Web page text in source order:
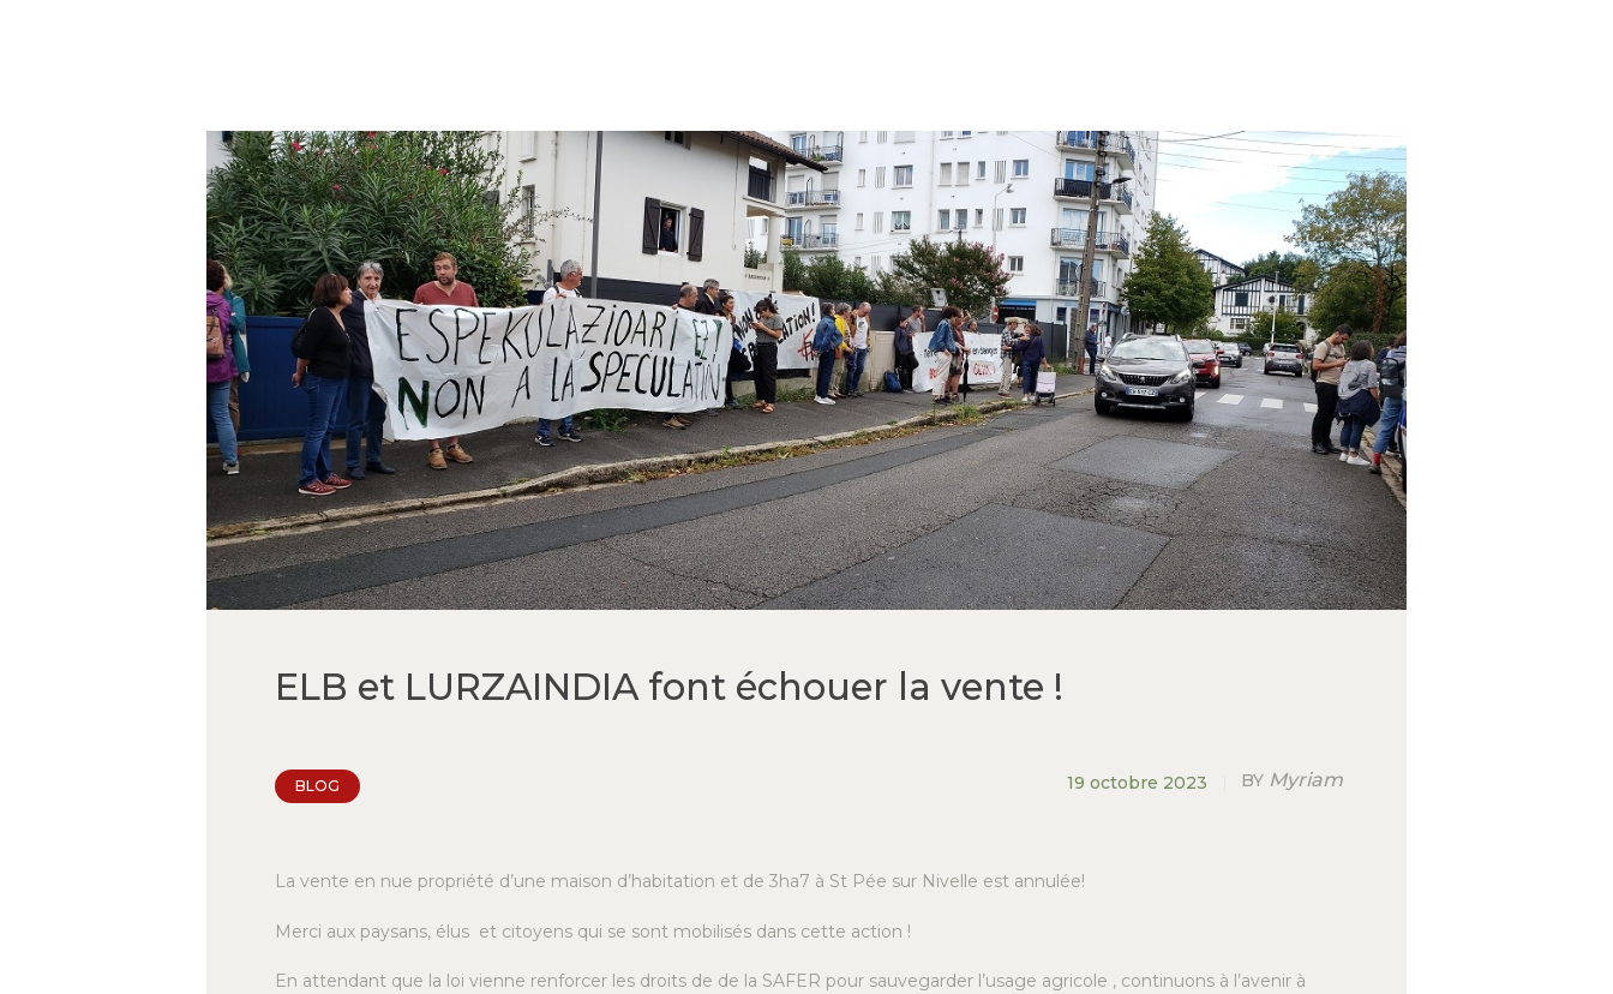
NOUS SOUTENIR!
ACTU / BLOG
CONTACT
ELB et LURZAINDIA font échouer la vente !
BLOG BYMyriam
19 octobre 2023
La vente en nue propriété d’une maison d’habitation et de 3ha7 à St Pée sur Nivelle est annulée!
Merci aux paysans, élus et citoyens qui se sont mobilisés dans cette action !
En attendant que la loi vienne renforcer les droits de de la SAFER pour sauvegarder l’usage agricole , continuons à l’avenir à